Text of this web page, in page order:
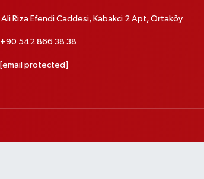
Ali Riza Efendi Caddesi, Kabakci 2 Apt, Ortaköy
+90 542 866 38 38
[email protected]